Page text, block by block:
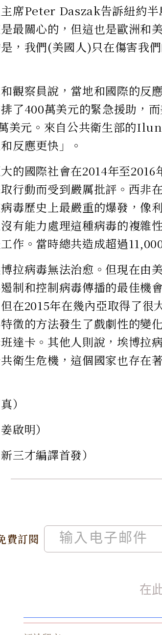
席Peter Daszak告訴紐約半
最關心的，但這也是歐洲和
，我們(美國人)只在傷害我
觀察員說，當地和國際的反
了400萬美元的緊急援助，
美元。來自公共衛生部的
反應更快」。
的國際社會在2014年至
行動而受到嚴厲批評。西非
毒歷史上最嚴重的爆發，像
有能力處理這種病毒的複雜
作。當時總共造成超過
拉病毒無法治愈。但現在由
制和控制病毒傳播的最佳機
在2015年在幾內亞取得了很
徵的方法發生了戲劇性的變
達卡。其他人則說，埃博拉
衛生危機，這個國家也存在
）
啟明）
三才編譯首發）
費訂閱